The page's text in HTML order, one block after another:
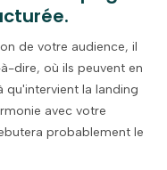
de votre audience, il
dire, où ils peuvent en
qu'intervient la landing
avec votre
probablement le